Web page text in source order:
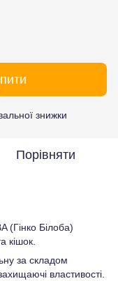
знижки
Порівняти
(Гінко Білоба)
кішок.
за складом
властивості.